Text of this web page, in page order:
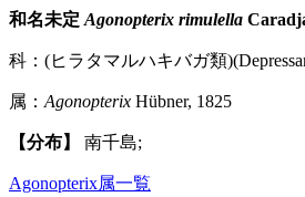
和名未定 Agonopterix rimulella
科：(ヒラタマルハキバガ類
属： Agonopterix Hübner, 1825
【分布】 南千島;
Agonopterix属一覧